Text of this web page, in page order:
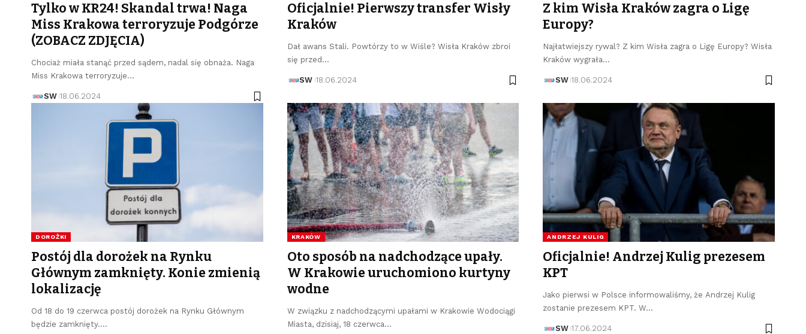
Tylko w KR24! Skandal trwa! Naga
Miss Krakowa terroryzuje Podgórze
(ZOBACZ ZDJĘCIA)
Chociaż miała stanąć przed sądem, nadal się obnaża. Naga
Miss Krakowa terroryzuje…
SW 18.06.2024
Oficjalnie! Pierwszy transfer Wisły
Kraków
Dał awans Stali. Powtórzy to w Wiśle? Wisła Kraków zbroi
się przed…
SW 18.06.2024
Z kim Wisła Kraków zagra o Ligę
Europy?
Najłatwiejszy rywal? Z kim Wisła zagra o Ligę Europy? Wisła
Kraków wygrała…
SW 18.06.2024
DOROŻKI
Postój dla dorożek na Rynku
Głównym zamknięty. Konie zmienią
lokalizację
Od 18 do 19 czerwca postój dorożek na Rynku Głównym
będzie zamknięty.…
KRAKÓW
Oto sposób na nadchodzące upały.
W Krakowie uruchomiono kurtyny
wodne
W związku z nadchodzącymi upałami w Krakowie Wodociągi
Miasta, dzisiaj, 18 czerwca…
ANDRZEJ KULIG
Oficjalnie! Andrzej Kulig prezesem
KPT
Jako pierwsi w Polsce informowaliśmy, że Andrzej Kulig
zostanie prezesem KPT. W…
SW 17.06.2024